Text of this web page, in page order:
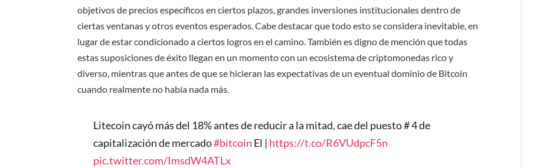
objetivos de precios específicos en ciertos plazos, grandes inversiones institucionales dentro de
ciertas ventanas y otros eventos esperados. Cabe destacar que todo esto se considera inevitable, en
lugar de estar condicionado a ciertos logros en el camino. También es digno de mención que todas
estas suposiciones de éxito llegan en un momento con un ecosistema de criptomonedas rico y
diverso, mientras que antes de que se hicieran las expectativas de un eventual dominio de Bitcoin
cuando realmente no había nada más.
Litecoin cayó más del 18% antes de reducir a la mitad, cae del puesto # 4 de
capitalización de mercado#bitcoin El | https://t.co/R6VUdpcF5n
pic.twitter.com/ImsdW4ATLx